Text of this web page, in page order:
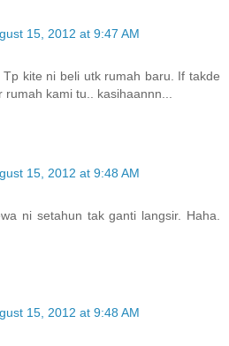
15, 2012 at 9:47 AM
kite ni beli utk rumah baru. If takde
rumah kami tu.. kasihaannn...
15, 2012 at 9:48 AM
ni setahun tak ganti langsir. Haha.
15, 2012 at 9:48 AM